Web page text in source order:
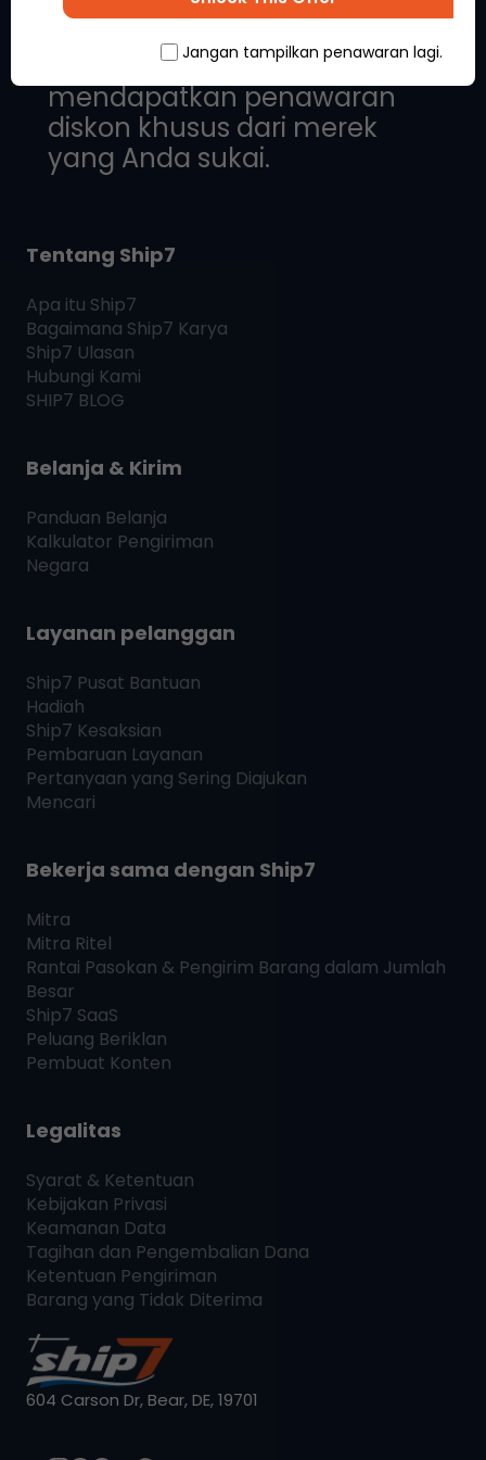
Tetap online untuk
mendapatkan penawaran
diskon khusus dari merek
yang Anda sukai.
Tentang Ship7
Apa itu Ship7
Bagaimana Ship7 Karya
Ship7 Ulasan
Hubungi Kami
SHIP7 BLOG
Belanja & Kirim
Panduan Belanja
Kalkulator Pengiriman
Negara
Layanan pelanggan
Ship7 Pusat Bantuan
Hadiah
Ship7 Kesaksian
Pembaruan Layanan
Pertanyaan yang Sering Diajukan
Mencari
Bekerja sama dengan Ship7
Mitra
Mitra Ritel
Rantai Pasokan & Pengirim Barang dalam Jumlah
Besar
Ship7 SaaS
Peluang Beriklan
Pembuat Konten
Legalitas
Syarat & Ketentuan
Kebijakan Privasi
Keamanan Data
Tagihan dan Pengembalian Dana
Ketentuan Pengiriman
Barang yang Tidak Diterima
604 Carson Dr, Bear, DE, 19701
Jangan tampilkan penawaran lagi.